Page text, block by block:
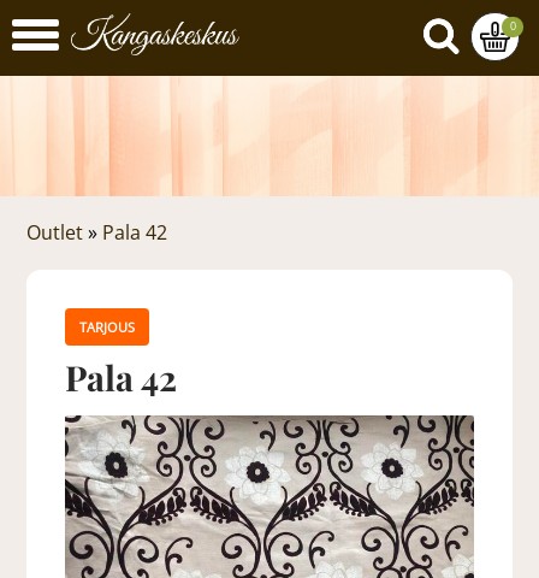
0
Outlet » Pala 42
TARJOUS
Pala 42